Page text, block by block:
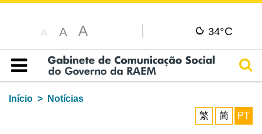
A A A 34°C
Índice
Início
Notícias
繁
简 PT